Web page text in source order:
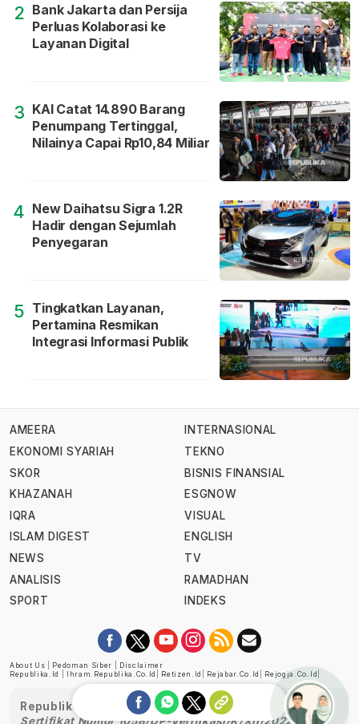
2 Bank Jakarta dan Persija
Perluas Kolaborasi ke
Layanan Digital
3 KAI Catat 14.890 Barang
Penumpang Tertinggal,
Nilainya Capai Rp10,84 Miliar
4 New Daihatsu Sigra 1.2R
Hadir dengan Sejumlah
Penyegaran
5 Tingkatkan Layanan,
Pertamina Resmikan
Integrasi Informasi Publik
AMEERA
EKONOMI SYARIAH
SKOR
KHAZANAH
IQRA
ISLAM DIGEST
NEWS
ANALISIS
SPORT
INTERNASIONAL
TEKNO
BISNIS FINANSIAL
ESGNOW
VISUAL
ENGLISH
TV
RAMADHAN
INDEKS
About Us Pedoman Siber
Disclaimer
Republika.id
Ihram.republika.co.id Retizen.id Rejabar.co.id Rejogja.co.id
Republika telah diverifikasi oleh Dewan Pers
Sertifikat Nomor 1058/DP-Verifikasi/K/XII/2022